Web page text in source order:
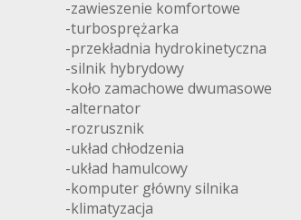
-zawieszenie komfortowe
-turbosprężarka
-przekładnia hydrokinetyczna
-silnik hybrydowy
-koło zamachowe dwumasowe
-alternator
-rozrusznik
-układ chłodzenia
-układ hamulcowy
-komputer główny silnika
-klimatyzacja